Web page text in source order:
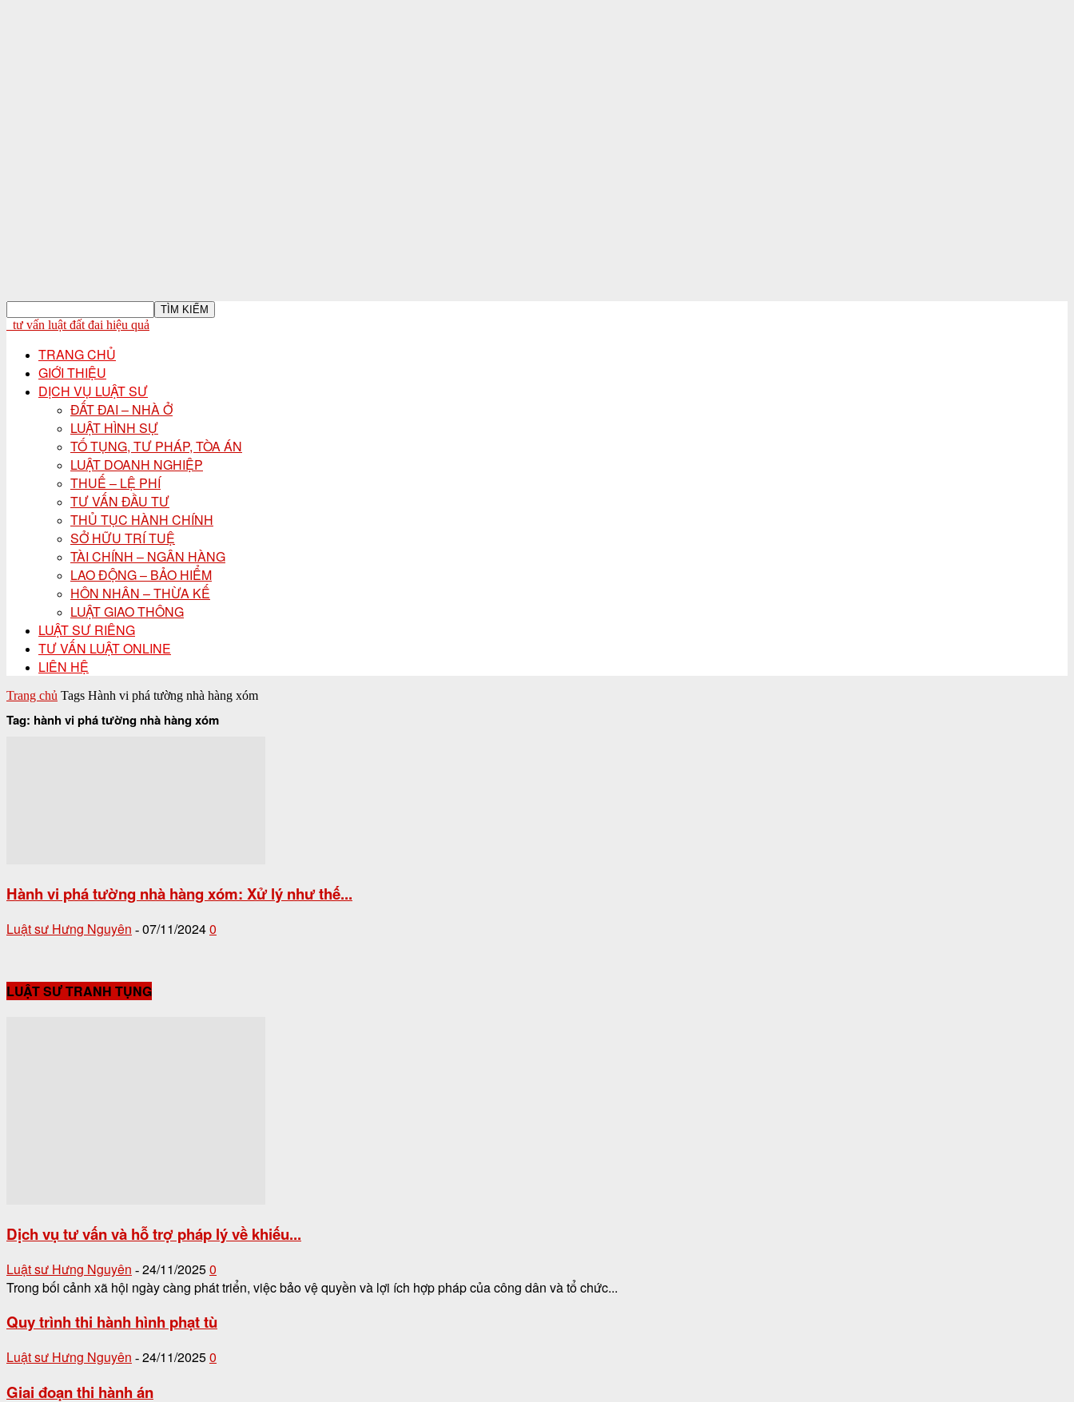
tư vấn luật đất đai hiệu quả
TRANG CHỦ
GIỚI THIỆU
DỊCH VỤ LUẬT SƯ
ĐẤT ĐAI – NHÀ Ở
LUẬT HÌNH SỰ
TỐ TỤNG, TƯ PHÁP, TÒA ÁN
LUẬT DOANH NGHIỆP
THUẾ – LỆ PHÍ
TƯ VẤN ĐẦU TƯ
THỦ TỤC HÀNH CHÍNH
SỞ HỮU TRÍ TUỆ
TÀI CHÍNH – NGÂN HÀNG
LAO ĐỘNG – BẢO HIỂM
HÔN NHÂN – THỪA KẾ
LUẬT GIAO THÔNG
LUẬT SƯ RIÊNG
TƯ VẤN LUẬT ONLINE
LIÊN HỆ
Trang chủ Tags Hành vi phá tường nhà hàng xóm
Tag: hành vi phá tường nhà hàng xóm
Hành vi phá tường nhà hàng xóm: Xử lý như thế...
Luật sư Hưng Nguyên - 07/11/20240
LUẬT SƯ TRANH TỤNG
Dịch vụ tư vấn và hỗ trợ pháp lý về khiếu...
Luật sư Hưng Nguyên - 24/11/20250
Trong bối cảnh xã hội ngày càng phát triển, việc bảo vệ quyền và lợi ích hợp pháp của công dân và tổ chức...
Quy trình thi hành hình phạt tù
Luật sư Hưng Nguyên - 24/11/20250
Giai đoạn thi hành án